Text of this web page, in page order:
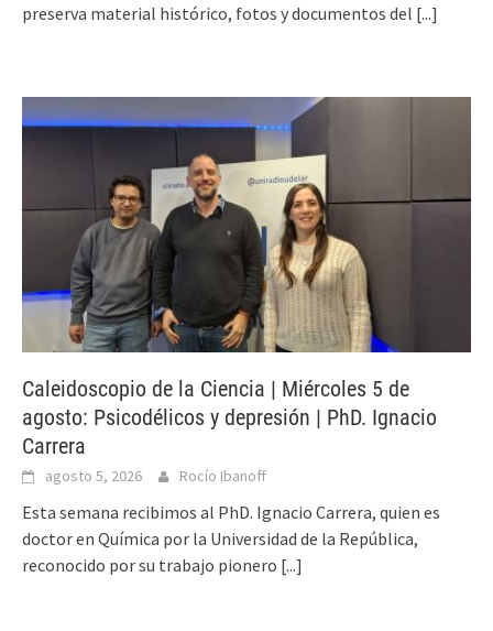
preserva material histórico, fotos y documentos del [...]
Caleidoscopio de la Ciencia | Miércoles 5 de
agosto: Psicodélicos y depresión | PhD. Ignacio
Carrera
agosto 5, 2026 Rocío Ibanoff
Esta semana recibimos al PhD. Ignacio Carrera, quien es
doctor en Química por la Universidad de la República,
reconocido por su trabajo pionero [...]